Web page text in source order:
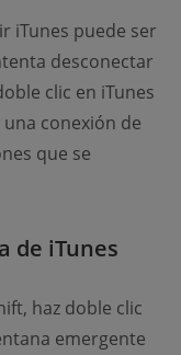
iTunes puede ser
desconectar
clic en iTunes
conexión de
que se
de iTunes
haz doble clic
emergente